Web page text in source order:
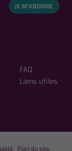
JE M'ABONNE
FAQ
Liens utiles
Plan du site